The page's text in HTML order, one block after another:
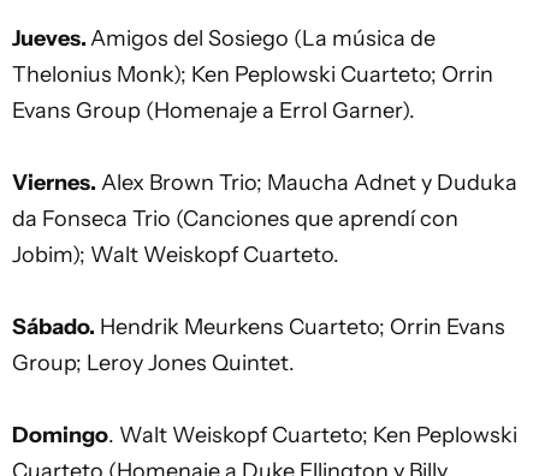
Jueves.Amigos del Sosiego (La música de
Thelonius Monk); Ken Peplowski Cuarteto; Orrin
Evans Group (Homenaje a Errol Garner).
Viernes. Alex Brown Trio; Maucha Adnet y Duduka
da Fonseca Trio (Canciones que aprendí con
Jobim); Walt Weiskopf Cuarteto.
Sábado. Hendrik Meurkens Cuarteto; Orrin Evans
Group; Leroy Jones Quintet.
Domingo. Walt Weiskopf Cuarteto; Ken Peplowski